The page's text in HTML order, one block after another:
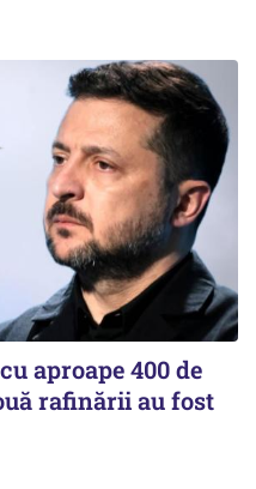
aproape 400 de
rafinării au fost